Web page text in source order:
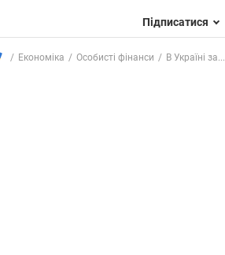
Підписатися
Економіка Особисті фінанси В Україні за...